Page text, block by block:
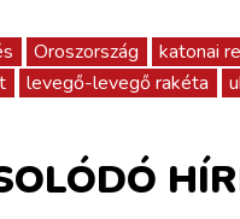
Oroszország katonai
levegő-levegő rakéta